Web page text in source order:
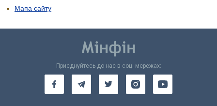
Мапа сайту
Приєднуйтесь до нас в соц. мережах: